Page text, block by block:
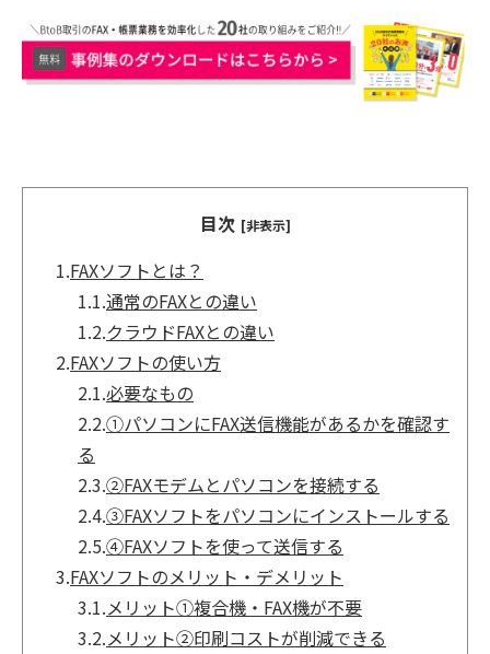
目次 [非表示]
1.FAXソフトとは？
1.1.通常のFAXとの違い
1.2.クラウドFAXとの違い
2.FAXソフトの使い方
2.1.必要なもの
2.2.①パソコンにFAX送信機能があるかを確認す
る
2.3.②FAXモデムとパソコンを接続する
2.4.③FAXソフトをパソコンにインストールする
2.5.④FAXソフトを使って送信する
3.FAXソフトのメリット・デメリット
3.1.メリット①複合機・FAX機が不要
3.2.メリット②印刷コストが削減できる